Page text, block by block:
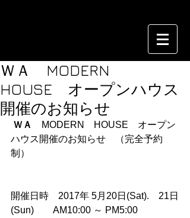
ＷＡ MODERN
HOUSE オープンハウス
開催のお知らせ
ＷＡ
MODERN　HOUSE　オープン
ハウス開催のお知らせ　（完全予約
制）
開催日時　2017年 5月20日(Sat).　21日
(Sun)　　AM10:00 ～ PM5:00